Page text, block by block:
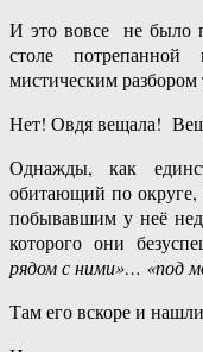
И это вовсе не было
столе
мистическим
Нет! Овдя вещала!
Однажды, как
обитающий по округе,
побывавшим у неё
которого они
рядом с ними»… «под
Там его вскоре и